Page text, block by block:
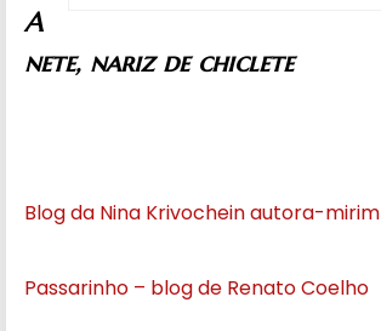
A
nete, nariz de chiclete
Blog da Nina Krivochein autora-mirim
Passarinho – blog de Renato Coelho